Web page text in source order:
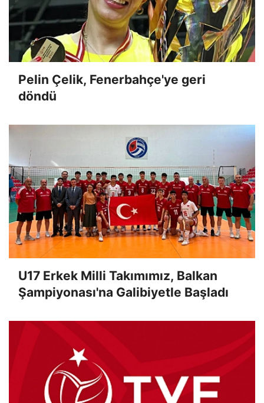
Pelin Çelik, Fenerbahçe'ye geri
döndü
U17 Erkek Milli Takımımız, Balkan
Şampiyonası'na Galibiyetle Başladı